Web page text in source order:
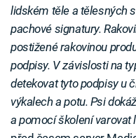
lidském těle a tělesných
pachové signatury.
postižené rakovinou
podpisy. V závislosti na
detekovat tyto podpisy u
výkalech a potu. Psi
a pomocí školení varovat